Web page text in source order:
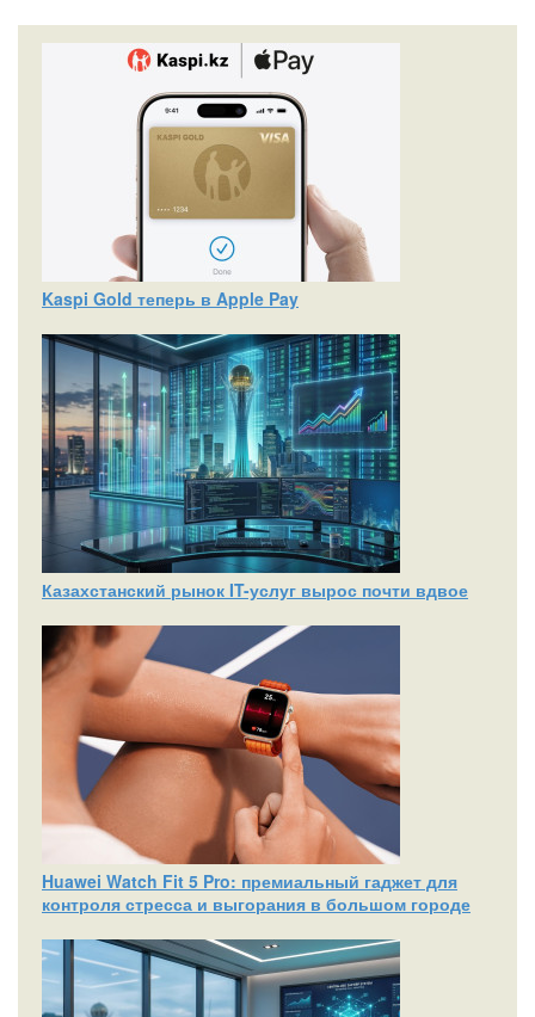
Kaspi Gold теперь в Apple Pay
Казахстанский рынок IT-услуг вырос почти вдвое
Huawei Watch Fit 5 Pro: премиальный гаджет для
контроля стресса и выгорания в большом городе